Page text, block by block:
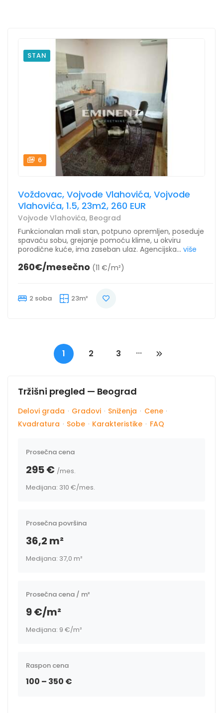
STAN
6
Voždovac, Vojvode Vlahovića, Vojvode
Vlahovića, 1.5, 23m2, 260 EUR
Vojvode Vlahovića, Beograd
Funkcionalan mali stan, potpuno opremljen, poseduje
spavaću sobu, grejanje pomoću klime, u okviru
porodične kuće, ima zaseban ulaz. Agencijska... više
260€/mesečno (11 €/m²)
2 soba 23m²
1 2 3 ...
Tržišni pregled — Beograd
Delovi grada · Gradovi · Sniženja · Cene ·
Kvadratura · Sobe · Karakteristike · FAQ
Prosečna cena
295 € /mes.
Medijana: 310 €/mes.
Prosečna površina
36,2 m²
Medijana: 37,0 m²
Prosečna cena / m²
9 €/m²
Medijana: 9 €/m²
Raspon cena
100 – 350 €